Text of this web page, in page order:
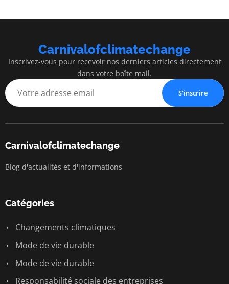
Carnivalofclimatechange
Inscrivez-vous pour recevoir nos derniers articles directement
dans votre boîte mail.
S'inscrire
Carnivalofclimatechange
Blog d'actualités et d'informations
Catégories
Changements climatiques
Mode de vie durable
Mode de vie durable
Responsabilité sociale des entreprises